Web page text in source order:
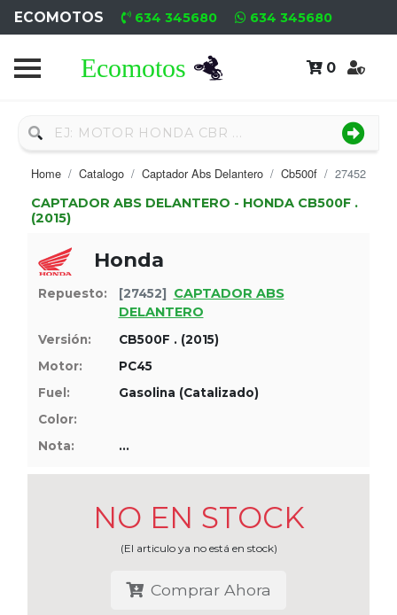
ECOMOTOS 634 345680 634 345680
0
Home
Nuevo
Motores
Nuevos
Motores
Tasaciones
Empresa
Home Catalogo Captador Abs Delantero Cb500f 27452
CAPTADOR ABS DELANTERO - HONDA CB500F .
(2015)
Honda
Repuesto: [27452]
CAPTADOR ABS
DELANTERO
Versión:
CB500F . (2015)
Motor:
PC45
Fuel:
Gasolina (Catalizado)
Color:
Nota:
...
NO EN STOCK
(El articulo ya no está en stock)
Comprar Ahora